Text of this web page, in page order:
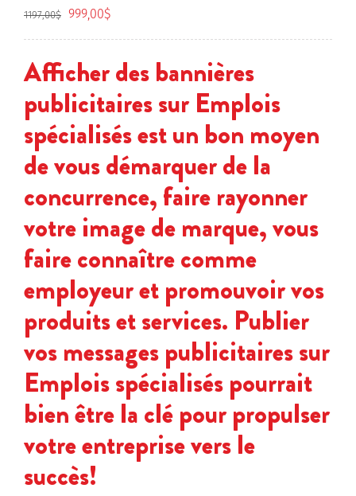
1197,00$ Le
était :
1197,00$.
999,00$Le
est :
999,00$.
Afficher des bannières
publicitaires sur Emplois
spécialisés est un bon moyen
de vous démarquer de la
concurrence, faire rayonner
votre image de marque, vous
faire connaître comme
employeur et promouvoir vos
produits et services. Publier
vos messages publicitaires sur
Emplois spécialisés pourrait
bien être la clé pour propulser
votre entreprise vers le
succès!